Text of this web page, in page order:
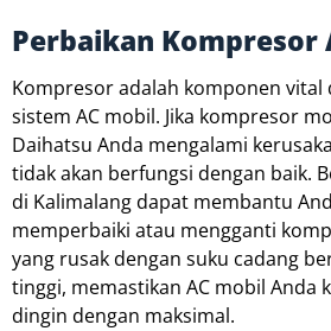
Perbaikan Kompresor
Kompresor adalah komponen vital
sistem AC mobil. Jika kompresor
Daihatsu Anda mengalami
tidak akan berfungsi dengan baik.
di Kalimalang dapat membantu
memperbaiki atau mengganti
yang rusak dengan suku cadang
tinggi, memastikan AC mobil Anda
dingin dengan maksimal.